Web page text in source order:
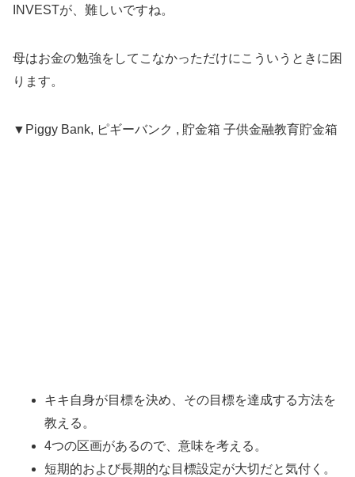
INVESTが、難しいですね。
母はお金の勉強をしてこなかっただけにこういうときに困
ります。
▼Piggy Bank, ピギーバンク , 貯金箱 子供金融教育貯金箱
キキ自身が目標を決め、その目標を達成する方法を
教える。
4つの区画があるので、意味を考える。
短期的および長期的な目標設定が大切だと気付く。